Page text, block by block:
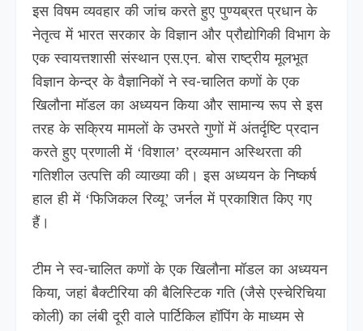
इस विषम व्यवहार की जांच करते हुए पुण्यब्रत प्रधान के
नेतृत्व में भारत सरकार के विज्ञान और प्रौद्योगिकी विभाग के
एक स्वायत्तशासी संस्थान एस.एन. बोस राष्ट्रीय मूलभूत
विज्ञान केन्द्र के वैज्ञानिकों ने स्व-चालित कणों के एक
खिलौना मॉडल का अध्ययन किया और सामान्य रूप से इस
तरह के सक्रिय मामलों के उभरते गुणों में अंतर्दृष्टि प्रदान
करते हुए प्रणाली में ‘विशाल’ द्रव्यमान अस्थिरता की
गतिशील उत्पत्ति की व्याख्या की। इस अध्ययन के निष्कर्ष
हाल ही में ‘फिजिकल रिव्यू’ जर्नल में प्रकाशित किए गए
हैं।
टीम ने स्व-चालित कणों के एक खिलौना मॉडल का अध्ययन
किया, जहां बैक्टीरिया की बैलिस्टिक गति (जैसे एस्चेरिचिया
कोली) का लंबी दूरी वाले पार्टिकिल हॉपिंग के माध्यम से